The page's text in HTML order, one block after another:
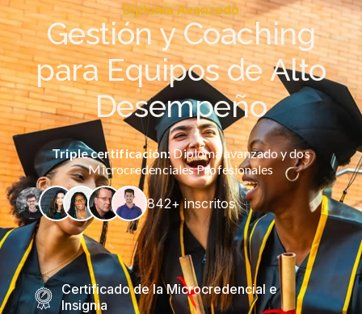
Gestión y Coaching
para Equipos de Alto
Desempeño
Triple certificación:Diploma avanzado y dos
Microcredenciales Profesionales
Diploma Avanzado
842+ inscritos
Certificado de la Microcredencial e
Insignia